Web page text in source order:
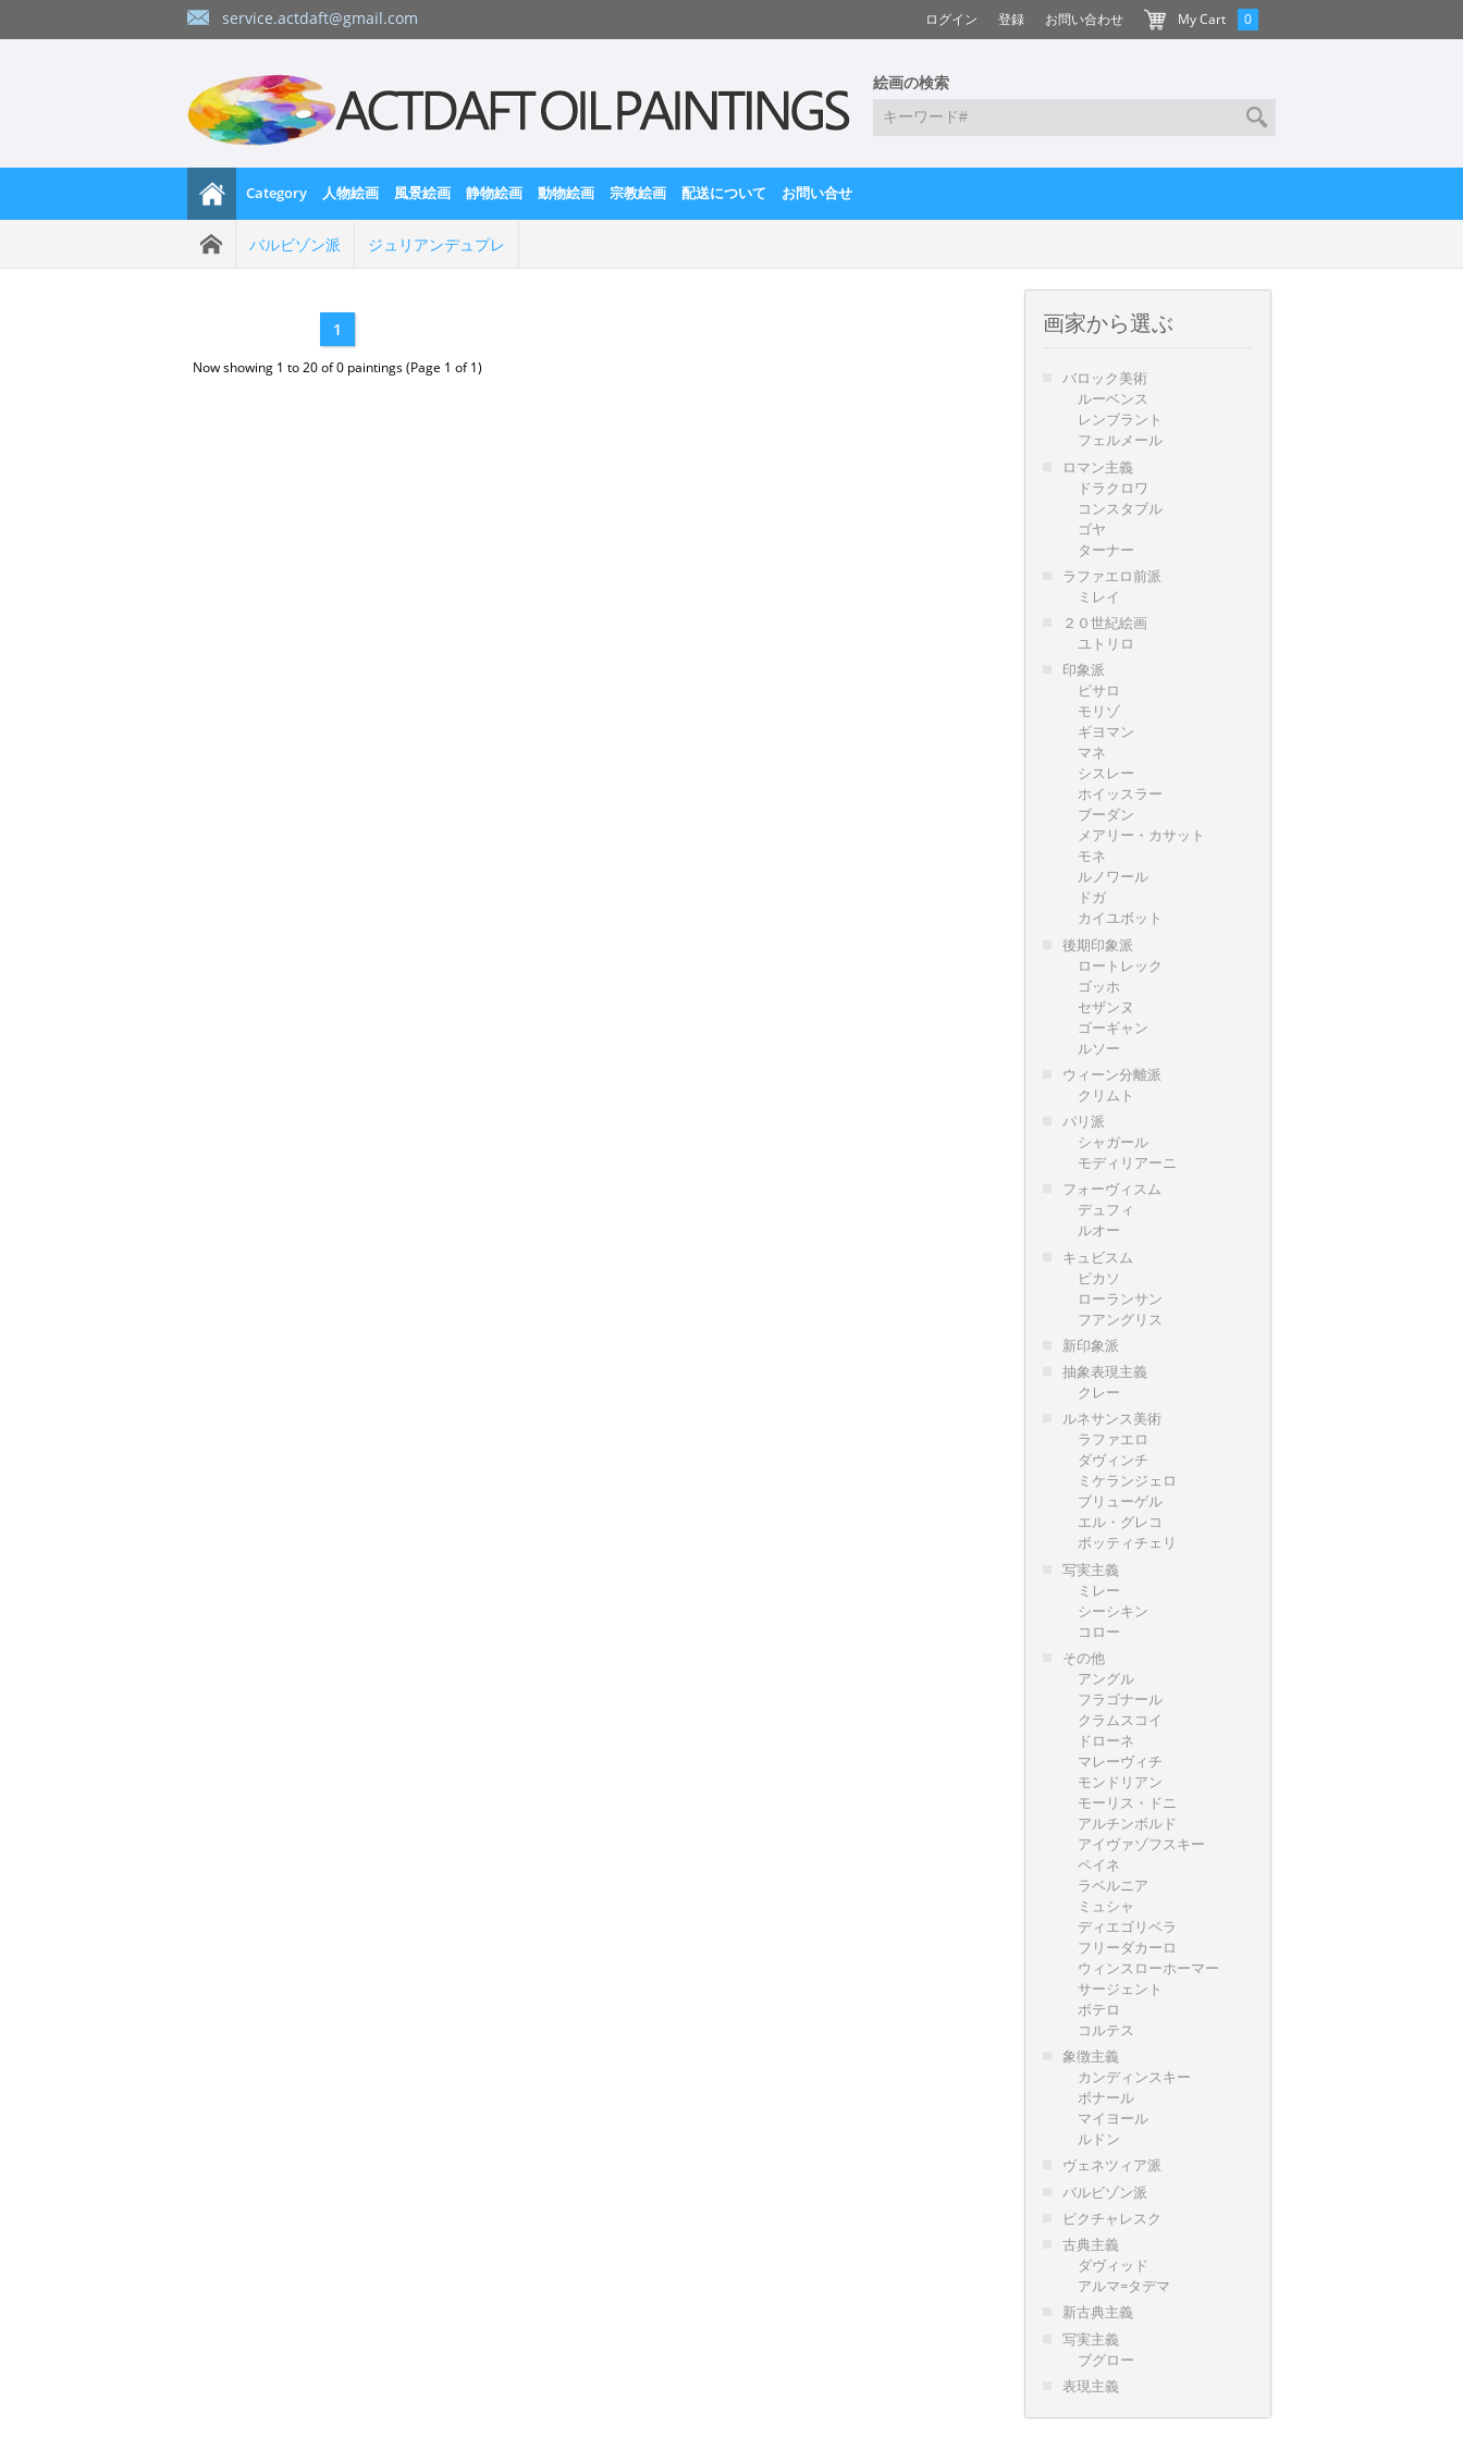
service.actdaft@gmail.com ログイン 登録 お問い合わせ My Cart 0
絵画の検索
Category 人物絵画 風景絵画 静物絵画 動物絵画 宗教絵画 配送について お問い合せ
バルビゾン派 ジュリアンデュプレ
1
Now showing 1 to 20 of 0 paintings (Page 1 of 1)
画家から選ぶ
バロック美術
ルーベンス
レンブラント
フェルメール
ロマン主義
ドラクロワ
コンスタブル
ゴヤ
ターナー
ラファエロ前派
ミレイ
２０世紀絵画
ユトリロ
印象派
ピサロ
モリゾ
ギヨマン
マネ
シスレー
ホイッスラー
ブーダン
メアリー・カサット
モネ
ルノワール
ドガ
カイユボット
後期印象派
ロートレック
ゴッホ
セザンヌ
ゴーギャン
ルソー
ウィーン分離派
クリムト
パリ派
シャガール
モディリアーニ
フォーヴィスム
デュフィ
ルオー
キュビスム
ピカソ
ローランサン
フアングリス
新印象派
抽象表現主義
クレー
ルネサンス美術
ラファエロ
ダヴィンチ
ミケランジェロ
ブリューゲル
エル・グレコ
ボッティチェリ
写実主義
ミレー
シーシキン
コロー
その他
アングル
フラゴナール
クラムスコイ
ドローネ
マレーヴィチ
モンドリアン
モーリス・ドニ
アルチンボルド
アイヴァゾフスキー
ペイネ
ラベルニア
ミュシャ
ディエゴリベラ
フリーダカーロ
ウィンスローホーマー
サージェント
ボテロ
コルテス
象徴主義
カンディンスキー
ボナール
マイヨール
ルドン
ヴェネツィア派
バルビゾン派
ピクチャレスク
古典主義
ダヴィッド
アルマ=タデマ
新古典主義
写実主義
ブグロー
表現主義